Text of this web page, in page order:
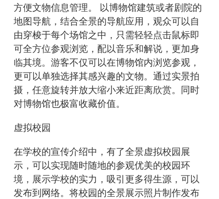
方便文物信息管理。 以博物馆建筑或者剧院的
地图导航，结合全景的导航应用，观众可以自
由穿梭于每个场馆之中，只需轻轻点击鼠标即
可全方位参观浏览，配以音乐和解说，更加身
临其境。游客不仅可以在博物馆内浏览参观，
更可以单独选择其感兴趣的文物。通过实景拍
摄，任意旋转并放大缩小来近距离欣赏。同时
对博物馆也极富收藏价值。
虚拟校园
在学校的宣传介绍中，有了全景虚拟校园展
示，可以实现随时随地的参观优美的校园环
境，展示学校的实力，吸引更多得生源，可以
发布到网络。将校园的全景展示照片制作发布